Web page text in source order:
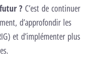
? C’est de continuer
d’approfondir les
et d’implémenter plus